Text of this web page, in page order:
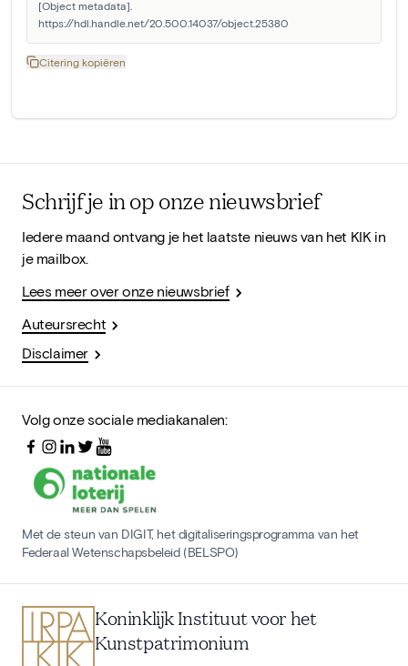
[Object metadata].
https://hdl.handle.net/20.500.14037/object.25380
Citering kopiëren
Schrijf je in op onze nieuwsbrief
Iedere maand ontvang je het laatste nieuws van het KIK in
je mailbox.
Lees meer over onze nieuwsbrief
Auteursrecht
Disclaimer
Volg onze sociale mediakanalen:
Met de steun van DIGIT, het digitaliseringsprogramma van het
Federaal Wetenschapsbeleid (BELSPO)
Koninklijk Instituut voor het
Kunstpatrimonium